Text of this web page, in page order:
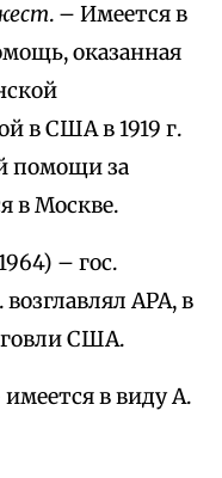
. – Имеется в
оказанная
в США в 1919 г.
помощи за
в Москве.
– гос.
возглавлял АРА, в
США.
в виду А.